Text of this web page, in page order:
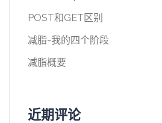
POST和GET区别
减脂-我的四个阶段
减脂概要
近期评论